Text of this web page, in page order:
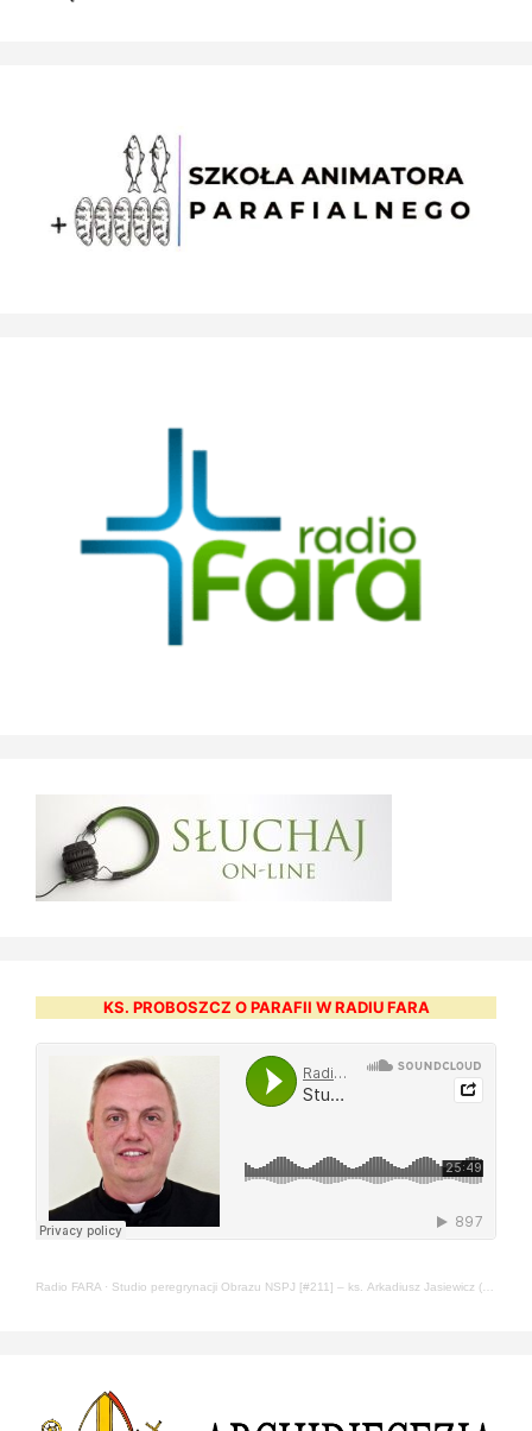
KS. PROBOSZCZ O PARAFII W RADIU FARA
Radio FARA · Studio peregrynacji Obrazu NSPJ [#211] – ks. Arkadiusz Jasiewicz (22.05.2024)